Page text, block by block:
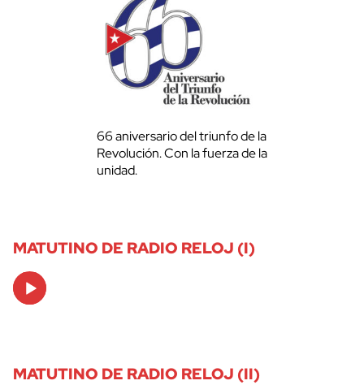
66 aniversario del triunfo de la
Revolución. Con la fuerza de la
unidad.
MATUTINO DE RADIO RELOJ (I)
Audio
Player
MATUTINO DE RADIO RELOJ (II)